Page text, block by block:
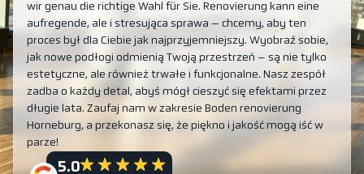
wir genau die richtige Wahl für Sie. Renovierung kann eine
aufregende, ale i stresująca sprawa – chcemy, aby ten
proces był dla Ciebie jak najprzyjemniejszy. Wyobraź sobie,
jak nowe podłogi odmienią Twoją przestrzeń – są nie tylko
estetyczne, ale również trwałe i funkcjonalne. Nasz zespół
zadba o każdy detal, abyś mógł cieszyć się efektami przez
długie lata. Zaufaj nam w zakresie Boden renovierung
Horneburg, a przekonasz się, że piękno i jakość mogą iść w
parze!
5.0